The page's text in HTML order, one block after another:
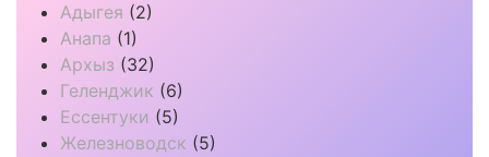
Адыгея (2)
Анапа (1)
Архыз (32)
Геленджик (6)
Ессентуки (5)
Железноводск (5)